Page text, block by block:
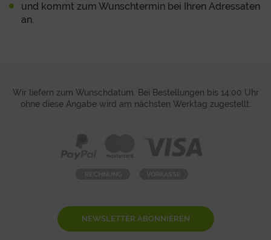
und kommt zum Wunschtermin bei Ihren Adressaten
an.
Wir liefern zum Wunschdatum. Bei Bestellungen bis 14:00 Uhr
ohne diese Angabe wird am nächsten Werktag zugestellt.
NEWSLETTER ABONNIEREN